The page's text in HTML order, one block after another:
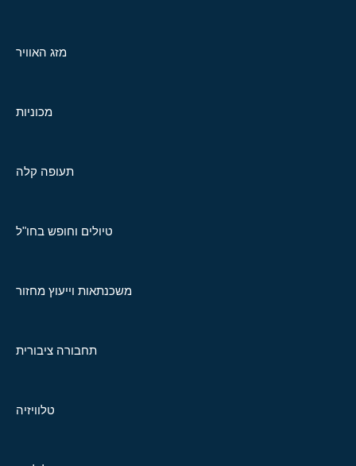
מזג האוויר
מכוניות
תעופה קלה
טיולים וחופש בחו"ל
משכנתאות וייעוץ מחזור
תחבורה ציבורית
טלוויזיה